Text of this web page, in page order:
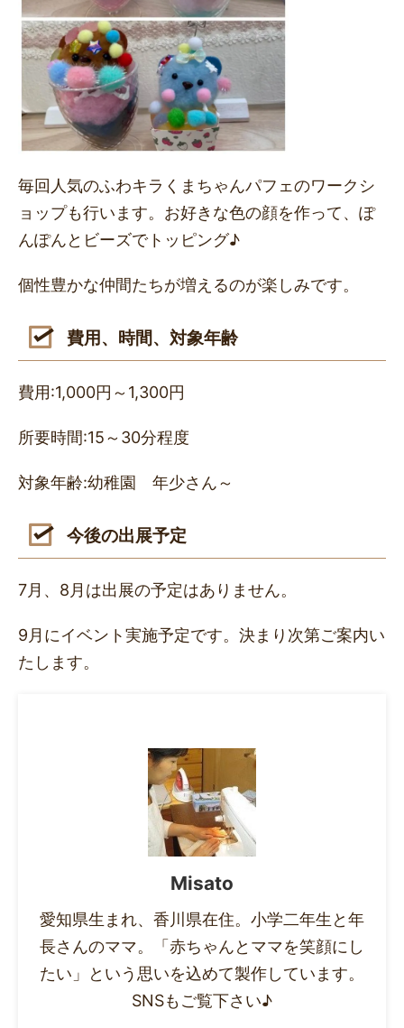
毎回人気のふわキラくまちゃんパフェのワークシ
ョップも行います。お好きな色の顔を作って、ぽ
んぽんとビーズでトッピング♪
個性豊かな仲間たちが増えるのが楽しみです。
費用、時間、対象年齢
費用:1,000円～1,300円
所要時間:15～30分程度
対象年齢:幼稚園 年少さん～
今後の出展予定
7月、8月は出展の予定はありません。
9月にイベント実施予定です。決まり次第ご案内い
たします。
Misato
愛知県生まれ、香川県在住。小学二年生と年
長さんのママ。「赤ちゃんとママを笑顔にし
たい」という思いを込めて製作しています。
SNSもご覧下さい♪